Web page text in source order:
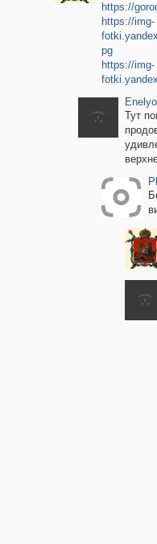
https://
https://img-
pg
https://img-
Тут